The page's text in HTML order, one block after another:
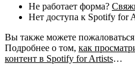
Не работает форма?
Нет доступа к Spotify for
Вы также можете
Подробнее о том, как
контент в Spotify for Artists…